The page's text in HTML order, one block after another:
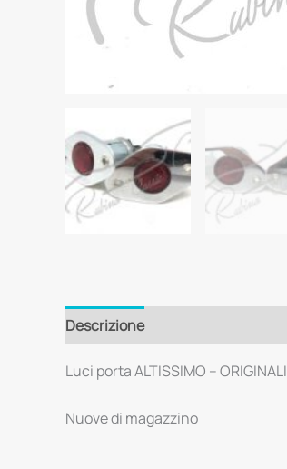
Descrizione
Luci porta ALTISSIMO – ORIGINALI
Nuove di magazzino